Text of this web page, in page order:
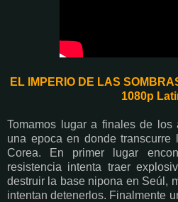
EL IMPERIO DE LAS
1080p
Tomamos lugar a finales de los
una epoca en donde transcurre
Corea. En primer lugar
resistencia intenta traer
destruir la base nipona en Seúl,
intentan detenerlos. Finalmente